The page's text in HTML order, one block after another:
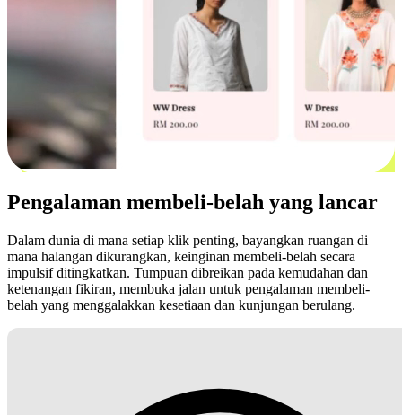
Pengalaman membeli-belah yang lancar
Dalam dunia di mana setiap klik penting, bayangkan ruangan di
mana halangan dikurangkan, keinginan membeli-belah secara
impulsif ditingkatkan. Tumpuan dibreikan pada kemudahan dan
ketenangan fikiran, membuka jalan untuk pengalaman membeli-
belah yang menggalakkan kesetiaan dan kunjungan berulang.